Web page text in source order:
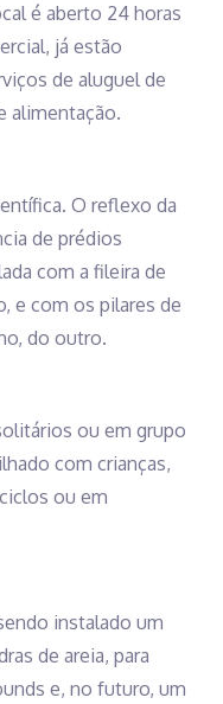
é aberto 24 horas
já estão
de aluguel de
alimentação.
O reflexo da
de prédios
com a fileira de
e com os pilares de
do outro.
ou em grupo
com crianças,
ou em
instalado um
de areia, para
e, no futuro, um